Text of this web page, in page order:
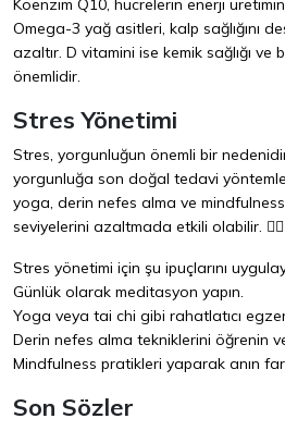
Koenzim Q10, hücrelerin enerji
Omega-3 yağ asitleri, kalp sağlığını
azaltır. D vitamini ise kemik sağlığı ve
önemlidir.
Stres Yönetimi
Stres, yorgunluğun önemli bir
yorgunluğa son doğal tedavi
yoga, derin nefes alma ve
seviyelerini azaltmada etkili olabilir. 🧘‍♀️
Stres yönetimi için şu ipuçlarını
Günlük olarak meditasyon yapın.
Yoga veya tai chi gibi rahatlatıcı
Derin nefes alma tekniklerini öğrenin
Mindfulness pratikleri yaparak anın
Son Sözler